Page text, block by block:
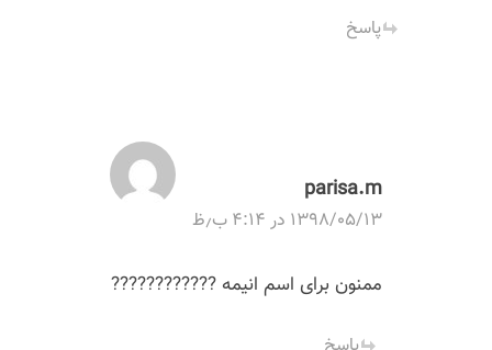
پاسخ
parisa.m
۱۳۹۸/۰۵/۱۳ در ۴:۱۴ ب٫ظ
ممنون برای اسم انیمه ????????????